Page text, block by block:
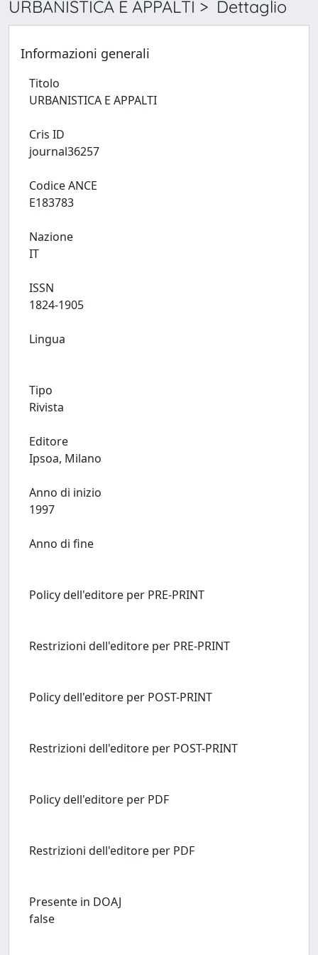
URBANISTICA E APPALTI > Dettaglio
Informazioni generali
Titolo
Cris ID
Codice ANCE
Nazione
ISSN
Lingua
Tipo
Rivista
Editore
Anno di inizio
Anno di fine
Policy dell'editore per PRE-PRINT
Restrizioni dell'editore per PRE-PRINT
Policy dell'editore per POST-PRINT
Restrizioni dell'editore per POST-PRINT
Policy dell'editore per PDF
Restrizioni dell'editore per PDF
Presente in DOAJ